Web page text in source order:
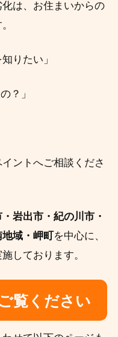
は、お住まいからの
りたい」
？」
ントへご相談くださ
岩出市・紀の川市・
域・岬町
を中心に、
しております。
覧ください